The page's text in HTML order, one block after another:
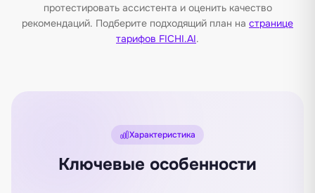
протестировать ассистента и оценить качество
рекомендаций. Подберите подходящий план на странице
тарифов FICHI.AI.
Характеристика
Ключевые особенности